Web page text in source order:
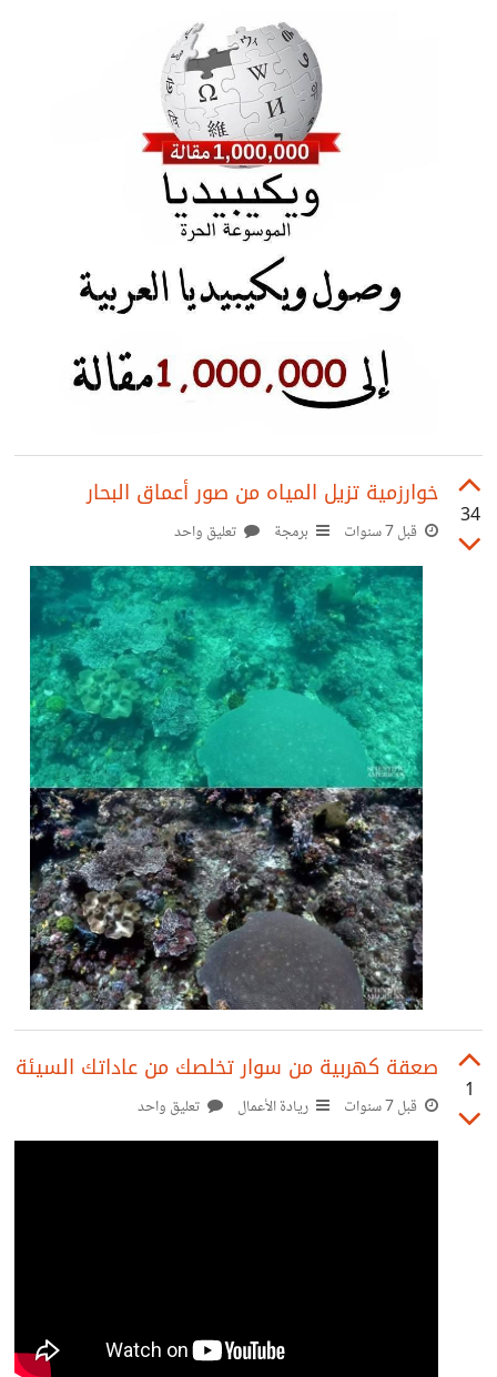
34
خوارزمية تزيل المياه من صور أعماق البحار
قبل 7 سنوات برمجة تعليق واحد
1
صعقة كهربية من سوار تخلصك من عاداتك السيئة
قبل 7 سنوات ريادة الأعمال تعليق واحد